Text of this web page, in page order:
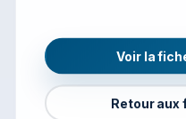
Voir la
Retour aux